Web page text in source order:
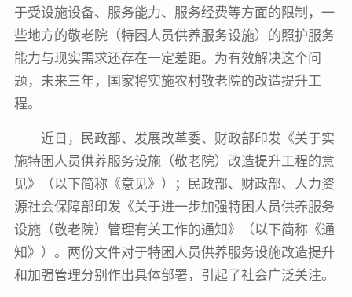
于受设施设备、服务能力、服务经费等方面的限制，一
些地方的敬老院（特困人员供养服务设施）的照护服务
能力与现实需求还存在一定差距。为有效解决这个问
题，未来三年，国家将实施农村敬老院的改造提升工
程。
近日，民政部、发展改革委、财政部印发《关于实
施特困人员供养服务设施（敬老院）改造提升工程的意
见》（以下简称《意见》）；民政部、财政部、人力资
源社会保障部印发《关于进一步加强特困人员供养服务
设施（敬老院）管理有关工作的通知》（以下简称《通
知》）。两份文件对于特困人员供养服务设施改造提升
和加强管理分别作出具体部署，引起了社会广泛关注。